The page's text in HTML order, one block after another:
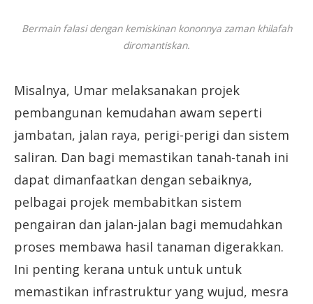
Bermain falasi dengan kemiskinan kononnya zaman khilafah
diromantiskan.
Misalnya, Umar melaksanakan projek
pembangunan kemudahan awam seperti
jambatan, jalan raya, perigi-perigi dan sistem
saliran. Dan bagi memastikan tanah-tanah ini
dapat dimanfaatkan dengan sebaiknya,
pelbagai projek membabitkan sistem
pengairan dan jalan-jalan bagi memudahkan
proses membawa hasil tanaman digerakkan.
Ini penting kerana untuk untuk untuk
memastikan infrastruktur yang wujud, mesra